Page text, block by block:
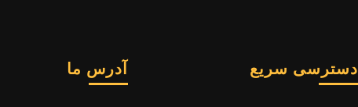
دسترسی سریع آدرس ما